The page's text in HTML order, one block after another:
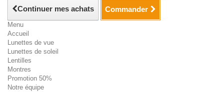
Continuer mes achats Commander
Menu
Accueil
Lunettes de vue
Lunettes de soleil
Lentilles
Montres
Promotion 50%
Notre équipe